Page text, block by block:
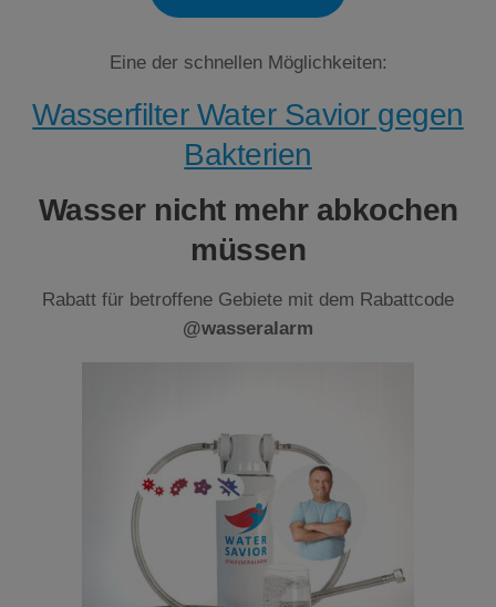
Eine der schnellen Möglichkeiten:
Wasserfilter Water Savior gegen
Bakterien
Wasser nicht mehr abkochen
müssen
Rabatt für betroffene Gebiete mit dem Rabattcode
@wasseralarm